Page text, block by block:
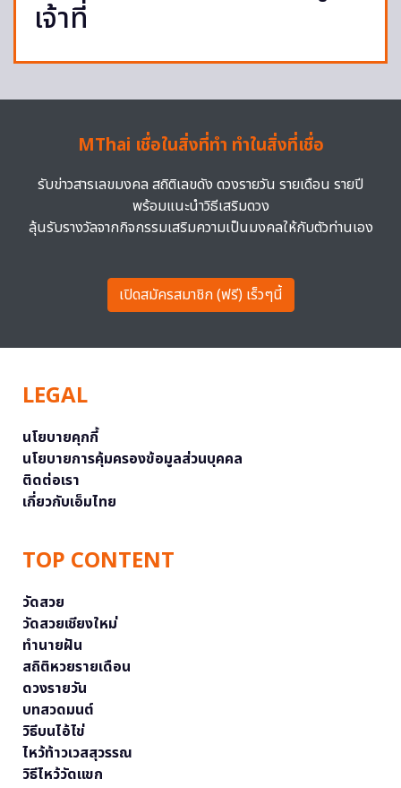
เจ้าที่
MThai เชื่อในสิ่งที่ทำ ทำในสิ่งที่เชื่อ
รับข่าวสารเลขมงคล สถิติเลขดัง ดวงรายวัน รายเดือน รายปี
พร้อมแนะนำวิธีเสริมดวง
ลุ้นรับรางวัลจากกิจกรรมเสริมความเป็นมงคลให้กับตัวท่านเอง
เปิดสมัครสมาชิก (ฟรี) เร็วๆนี้
LEGAL
นโยบายคุกกี้
นโยบายการคุ้มครองข้อมูลส่วนบุคคล
ติดต่อเรา
เกี่ยวกับเอ็มไทย
TOP CONTENT
วัดสวย
วัดสวยเชียงใหม่
ทำนายฝัน
สถิติหวยรายเดือน
ดวงรายวัน
บทสวดมนต์
วิธีบนไอ้ไข่
ไหว้ท้าวเวสสุวรรณ
วิธีไหว้วัดแขก